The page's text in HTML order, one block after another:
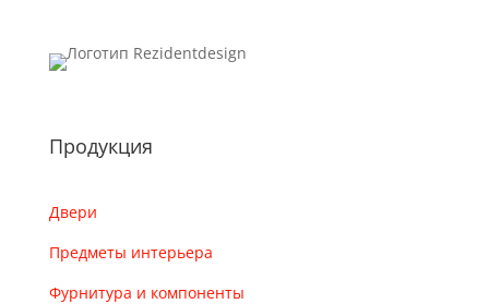
Продукция
Двери
Предметы интерьера
Фурнитура и компоненты